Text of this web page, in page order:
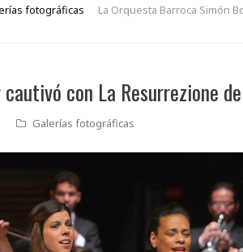
fotográficas La Orquesta Barroca Simón
con La Resurrezione
Galerías fotográficas